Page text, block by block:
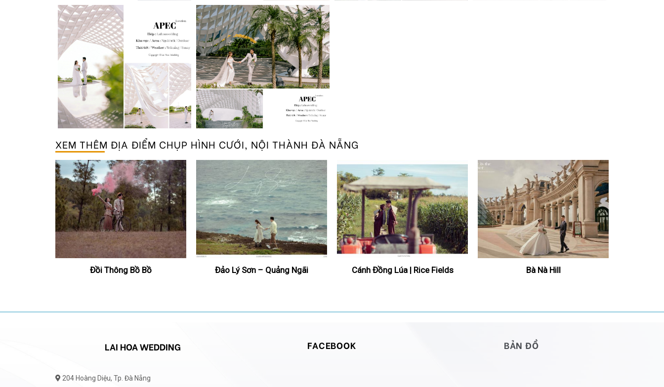
XEM THÊM ĐỊA ĐIỂM CHỤP HÌNH CƯỚI, NỘI THÀNH ĐÀ NẴNG
Đồi Thông Bồ Bồ Đảo Lý Sơn – Quảng Ngãi Cánh Đồng Lúa | Rice Fields Bà Nà Hill
LAI HOA WEDDING
204 Hoàng Diệu, Tp. Đà Nẵng
FACEBOOK BẢN ĐỒ